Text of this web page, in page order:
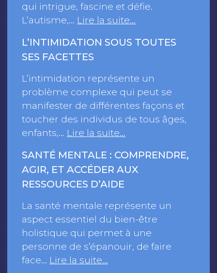
qui intrigue, fascine et défie.
L’autisme,… Lire la suite…
L’INTIMIDATION SOUS TOUTES
SES FACETTES
L’intimidation représente un
problème complexe qui peut se
manifester de différentes façons et
toucher des individus de tous âges,
enfants,… Lire la suite…
SANTÉ MENTALE : COMPRENDRE,
AGIR, ET ACCÉDER AUX
RESSOURCES D’AIDE
La santé mentale représente un
aspect essentiel du bien-être
holistique qui permet à une
personne de s’épanouir, de faire
face… Lire la suite…